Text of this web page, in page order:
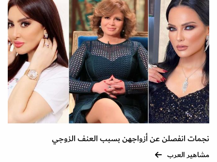
نجمات انفصلن عن أزواجهن بسبب العنف الزوجي
مشاهير العرب